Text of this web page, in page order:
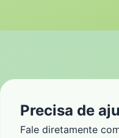
Precisa de
Fale diretamente